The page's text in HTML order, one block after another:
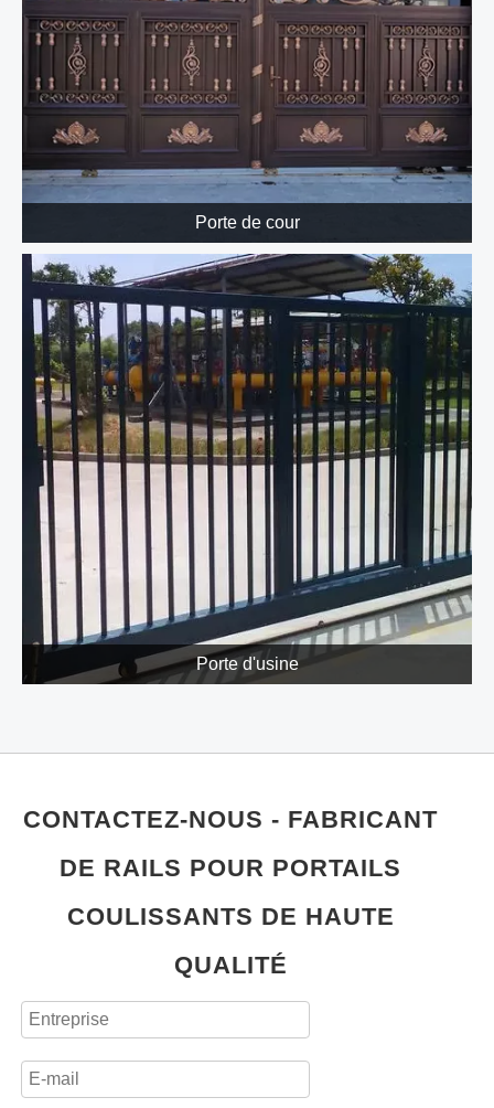
Porte de cour
Porte d'usine
CONTACTEZ-NOUS - FABRICANT
DE RAILS POUR PORTAILS
COULISSANTS DE HAUTE
QUALITÉ